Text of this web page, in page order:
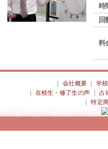
時
回
料
会社概要 ｜学
在校生・修了生の声 ｜占
｜特定